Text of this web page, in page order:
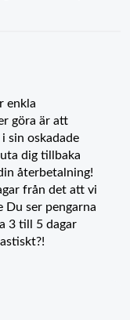
enkla
göra är att
sin oskadade
dig tillbaka
återbetalning!
från det att vi
ser pengarna
3 till 5 dagar